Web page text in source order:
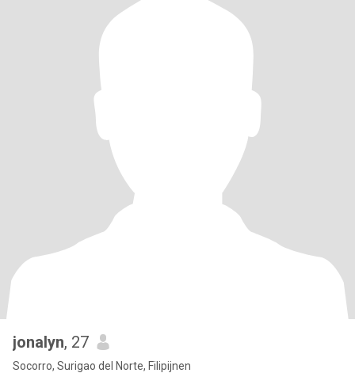
jonalyn, 27
Socorro, Surigao del Norte, Filipijnen